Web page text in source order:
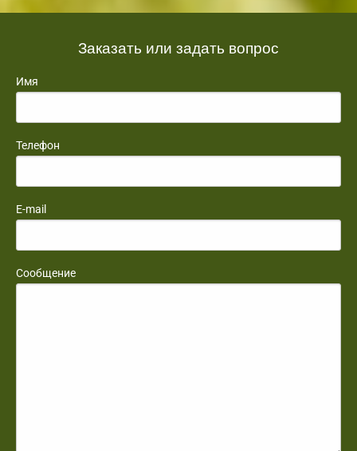
Заказать или задать вопрос
Имя
Телефон
E-mail
Сообщение